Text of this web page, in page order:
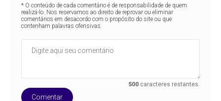
* O conteúdo de cada comentário é de responsabilidade de quem
realizá-lo. Nos reservamos ao direito de reprovar ou eliminar
comentários em desacordo com o propósito do site ou que
contenham palavras ofensivas.
500 caracteres restantes.
Comentar